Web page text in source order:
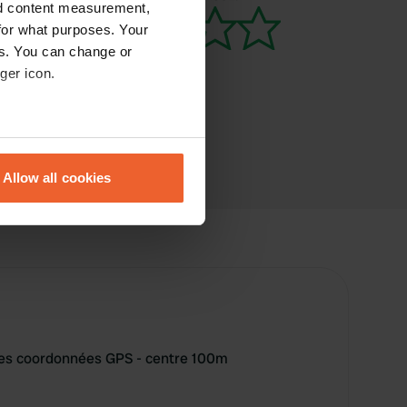
content measurement,
what purposes. Your
You can change or
icon.
meters
Allow all cookies
coordonnées GPS - centre 100m